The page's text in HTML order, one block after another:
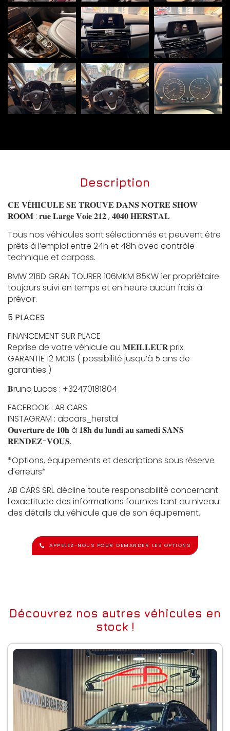
Description
𝐂𝐄 𝐕É𝐇𝐈𝐂𝐔𝐋𝐄 𝐒𝐄 𝐓𝐑𝐎𝐔𝐕𝐄 𝐃𝐀𝐍𝐒 𝐍𝐎𝐓𝐑𝐄 𝐒𝐇𝐎𝐖
𝐑𝐎𝐎𝐌 : 𝐫𝐮𝐞 𝐋𝐚𝐫𝐠𝐞 𝐕𝐨𝐢𝐞 𝟐𝟏𝟐 , 𝟒𝟎𝟒𝟎 𝐇𝐄𝐑𝐒𝐓𝐀𝐋
Tous nos véhicules sont sélectionnés et peuvent être
prêts à l’emploi entre 24h et 48h avec contrôle
technique et carpass.
BMW 216D GRAN TOURER 106MKM 85KW 1er propriétaire
toujours suivi en temps et en heure aucun frais à
prévoir.
5 PLACES
FINANCEMENT SUR PLACE
Reprise de votre véhicule au 𝐌𝐄𝐈𝐋𝐋𝐄𝐔𝐑 prix.
GARANTIE 12 MOIS ( possibilité jusqu’à 5 ans de
garanties )
𝐁runo Lucas : +32470181804
FACEBOOK : AB CARS
INSTAGRAM : abcars_herstal
𝐎𝐮𝐯𝐞𝐫𝐭𝐮𝐫𝐞 𝐝𝐞 𝟏𝟎𝐡 à 𝟏𝟖𝐡 𝐝𝐮 𝐥𝐮𝐧𝐝𝐢 𝐚𝐮 𝐬𝐚𝐦𝐞𝐝𝐢 𝐒𝐀𝐍𝐒
𝐑𝐄𝐍𝐃𝐄𝐙-𝐕𝐎𝐔𝐒.
*Options, équipements et descriptions sous réserve
d'erreurs*
AB CARS SRL décline toute responsabilité concernant
l'exactitude des informations fournies tant au niveau
des détails du véhicule que de son équipement.
APPELEZ-NOUS POUR DEMANDER LES OPTIONS
Découvrez nos autres véhicules en
stock !